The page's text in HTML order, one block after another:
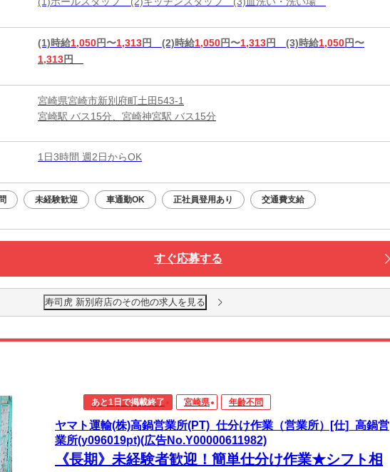
(1)時給1,050円〜1,313円 (2)時給1,050円〜1,313円 (3)時給1,050円〜
1,313円
宮崎県宮崎市新別府町土田543-1
宮崎駅 バス15分、宮崎神宮駅 バス15分
1日3時間 週2日からOK
未経験歓迎 車通勤OK 正社員登用あり 交通費支給
すぐ応募する
寿司虎 新別府店のその他の求人を見る
あと1日で掲載終了 宮崎県 年齢不問
ヤマト運輸(株)高鍋営業所(PT)_仕分け作業（営業所）[仕]_高鍋営
業所(y096019pt)(広告No.Y00000611982)
《長期》未経験者歓迎！簡単仕分け作業★シフト相